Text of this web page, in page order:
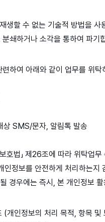
생할 수 없는 기술적 방법을 사
쇄하거나 소각을 통하여 파기
하여 아래와 같이 업무를 위
SMS/문자, 알림톡 발송
호법」 제26조에 따라 위탁업
정보를 안전하게 처리하는지
경우에는 즉시, 본 개인정보
개인정보의 처리 목적, 항목